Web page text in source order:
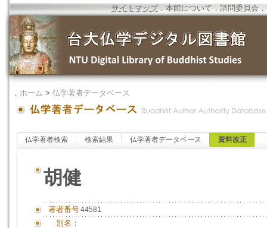
サイトマップ．本館について ．諮問委員会 ．
． ホーム > 仏学著者データベース
仏学著者検索 検索結果 仏学著者データベース 資料改正
胡健
著者番号44581
別名：